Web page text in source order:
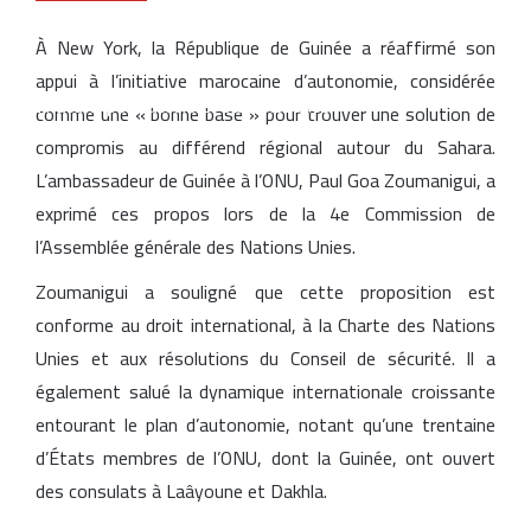
Managem lance une nouvelle branche énergétique et mise sur le
gaz naturel pour accélérer sa croissance
À New York, la République de Guinée a réaffirmé son
appui à l’initiative marocaine d’autonomie, considérée
comme une « bonne base » pour trouver une solution de
compromis au différend régional autour du Sahara.
L’ambassadeur de Guinée à l’ONU, Paul Goa Zoumanigui, a
exprimé ces propos lors de la 4e Commission de
l’Assemblée générale des Nations Unies.
Zoumanigui a souligné que cette proposition est
conforme au droit international, à la Charte des Nations
Unies et aux résolutions du Conseil de sécurité. Il a
également salué la dynamique internationale croissante
entourant le plan d’autonomie, notant qu’une trentaine
d’États membres de l’ONU, dont la Guinée, ont ouvert
des consulats à Laâyoune et Dakhla.